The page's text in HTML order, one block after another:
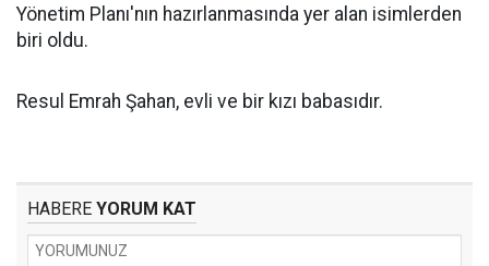
Yönetim Planı'nın hazırlanmasında yer alan isimlerden
biri oldu.
Resul Emrah Şahan, evli ve bir kızı babasıdır.
HABERE YORUM KAT